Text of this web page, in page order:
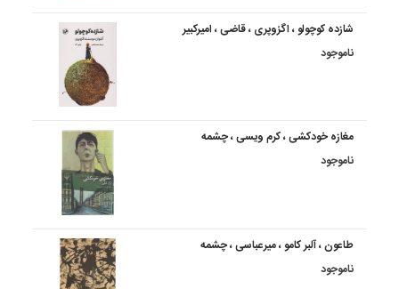
شازده کوچولو ، اگزوپری ، قاضی ، امیرکبیر
ناموجود
مغازه خودکشی ، کرم ویسی ، چشمه
ناموجود
طاعون ، آلبر کامو ، میرعباسی ، چشمه
ناموجود